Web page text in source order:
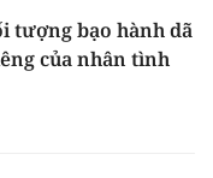
tượng bạo hành dã
của nhân tình